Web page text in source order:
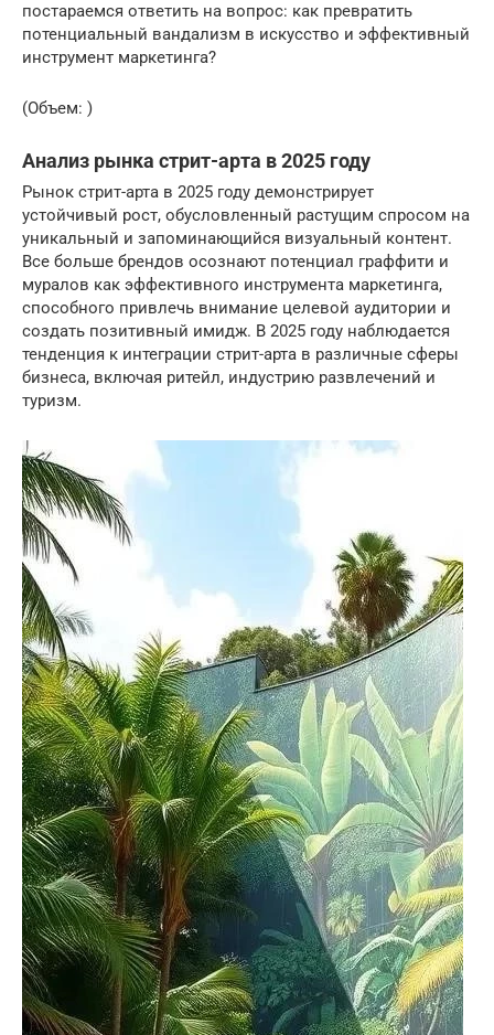
постараемся ответить на вопрос: как превратить
потенциальный вандализм в искусство и эффективный
инструмент маркетинга?
(Объем: )
Анализ рынка стрит-арта в 2025 году
Рынок стрит-арта в 2025 году демонстрирует
устойчивый рост, обусловленный растущим спросом на
уникальный и запоминающийся визуальный контент.
Все больше брендов осознают потенциал граффити и
муралов как эффективного инструмента маркетинга,
способного привлечь внимание целевой аудитории и
создать позитивный имидж. В 2025 году наблюдается
тенденция к интеграции стрит-арта в различные сферы
бизнеса, включая ритейл, индустрию развлечений и
туризм.